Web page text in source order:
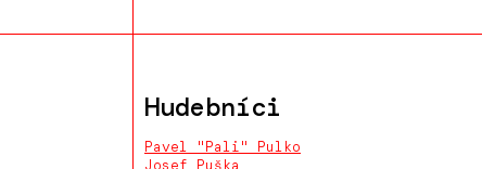
Hudebníci
Pavel "Pali" Pulko
Josef Puška